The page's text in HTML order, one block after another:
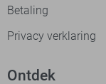
Betaling
Privacy verklaring
Ontdek